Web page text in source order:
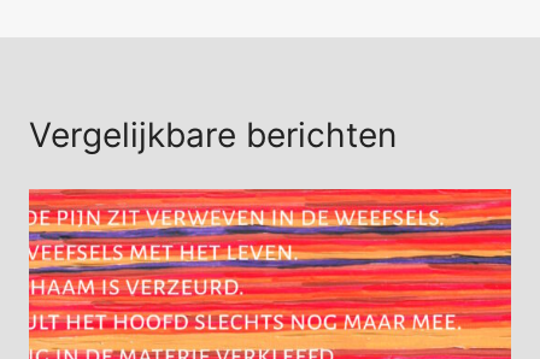
Vergelijkbare berichten